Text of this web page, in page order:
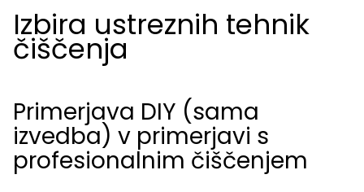
Izbira ustreznih tehnik
čiščenja
Primerjava DIY (sama
izvedba) v primerjavi s
profesionalnim čiščenjem